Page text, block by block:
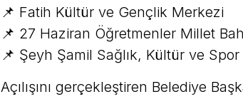
📌 Fatih Kültür ve Gençlik Merkezi
📌 27 Haziran Öğretmenler Millet
📌 Şeyh Şamil Sağlık, Kültür ve
Açılışını gerçekleştiren Belediye